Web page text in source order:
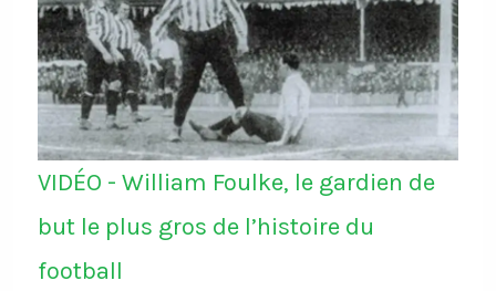
VIDÉO - William Foulke, le gardien de
but le plus gros de l’histoire du
football